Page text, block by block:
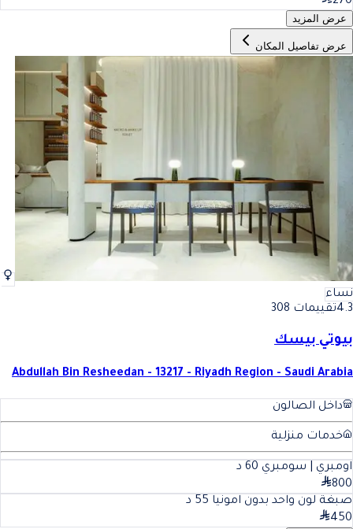
عرض المزيد
عرض تفاصيل المكان
نساء
4.3تقييمات 308
بيوتي بيسك
Abdullah Bin Resheedan - 13217 - Riyadh Region - Saudi Arabia
داخل الصالون
خدمات منزلية
اومبري | سومبري 60 د
800
صبغة لون واحد بدون امونيا 55 د
450